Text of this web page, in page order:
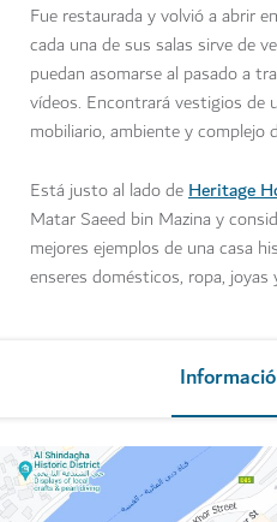
Fue restaurada y volvió a abrir
cada una de sus salas sirve de
puedan asomarse al pasado a
vídeos. Encontrará vestigios de
mobiliario, ambiente y complejo
Está justo al lado deHeritage
Matar Saeed bin Mazina y
mejores ejemplos de una casa
enseres domésticos, ropa, joyas